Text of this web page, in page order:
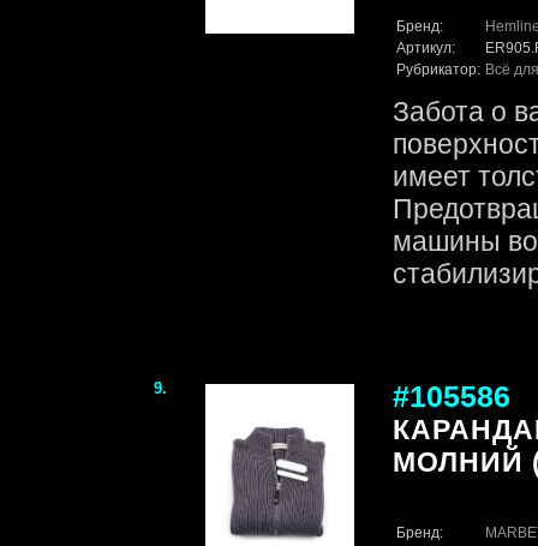
Бренд:
Артикул:
Рубрикатор: Всё
Забота о
имеет
машины
9. #105586
МОЛНИЙ
Бренд: